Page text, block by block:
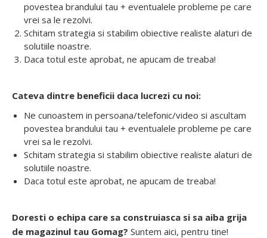
povestea brandului tau + eventualele probleme pe care
vrei sa le rezolvi.
Schitam strategia si stabilim obiective realiste alaturi de
solutiile noastre.
Daca totul este aprobat, ne apucam de treaba!
Cateva dintre beneficii daca lucrezi cu noi:
Ne cunoastem in persoana/telefonic/video si ascultam
povestea brandului tau + eventualele probleme pe care
vrei sa le rezolvi.
Schitam strategia si stabilim obiective realiste alaturi de
solutiile noastre.
Daca totul este aprobat, ne apucam de treaba!
Doresti o echipa care sa construiasca si sa aiba grija
de magazinul tau Gomag? Suntem aici, pentru tine!